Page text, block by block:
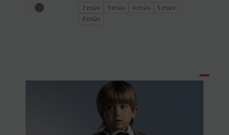
2 ετών 3 ετών 4 ετών
5 ετών
6 ετών